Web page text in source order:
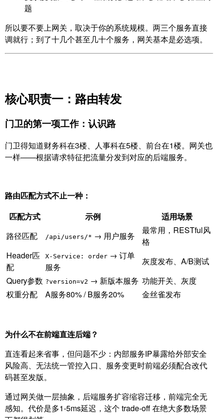
题
所以要不要上网关，取决于你的系统规模。两三个服务直接
调就行；到了十几个甚至几十个服务，网关基本是必选项。
核心职责一：路由转发
门卫的第一项工作：认识路
门卫得知道财务科在3楼、人事科在5楼、前台在1楼。网关也
一样——根据请求特征把流量分发到对应的后端服务。
路由匹配方式不止一种：
匹配方式
示例
适用场景
路径匹配
/api/users/* → 用户服务
最常用，RESTful风
格
Header匹
配
X-Service: order → 订单
服务
灰度发布、A/B测试
Query参数 ?version=v2 → 新版本服务 功能开关、灰度
权重分配
A服务80% / B服务20% 金丝雀发布
为什么不在前端直连后端？
直连看起来省事，但问题不少：内部服务IP暴露给外部安全
风险高、无法统一管控入口、服务变更时前端必须配合改代
码甚至发版。
通过网关做一层抽象，后端服务扩容缩容迁移，前端完全无
感知。代价是多1-5ms延迟，这个 trade-off 在绝大多数场景